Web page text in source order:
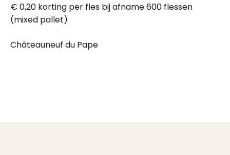
€ 0,20 korting per fles bij afname 600 flessen
(mixed pallet)
Châteauneuf du Pape